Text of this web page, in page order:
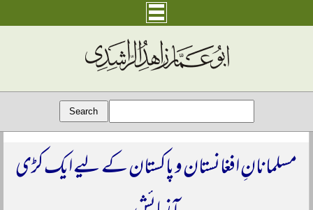
مسلمانانِ افغانستان و پاکستان کے لیے ایک کڑی